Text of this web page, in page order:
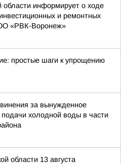
области информирует о ходе
и ремонтных
«РВК-Воронеж»
простые шаги к упрощению
за вынужденное
подачи холодной воды в части
области 13 августа